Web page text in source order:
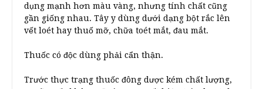
dụng mạnh hơn màu vàng, nhưng tính chất cũng
gần giống nhau. Tây y dùng dưới dạng bột rắc lên
vết loét hay thuố mỡ, chữa toét mắt, đau mắt.
Thuốc có độc dùng phải cẩn thận.
Trước thực trạng thuốc đông dược kém chất lượng,